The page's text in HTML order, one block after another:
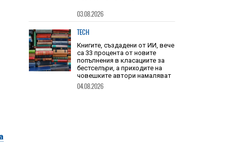
03.08.2026
TECH
Книгите, създадени от ИИ, вече
са 33 процента от новите
попълнения в класациите за
бестселъри, а приходите на
човешките автори намаляват
04.08.2026